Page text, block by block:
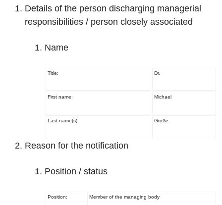
Details of the person discharging managerial
responsibilities / person closely associated
Name
Title: Dr.
First name: Michael
Last name(s): Große
Reason for the notification
Position / status
Position: Member of the managing body